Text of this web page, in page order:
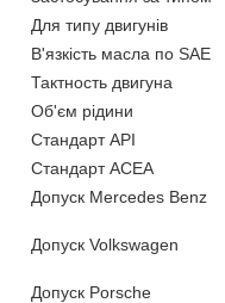
Для типу двигунів
В'язкість масла по SAE
Тактность двигуна
Об'єм рідини
Стандарт API
Стандарт ACEA
Допуск Mercedes Benz
Допуск Volkswagen
Допуск Porsche